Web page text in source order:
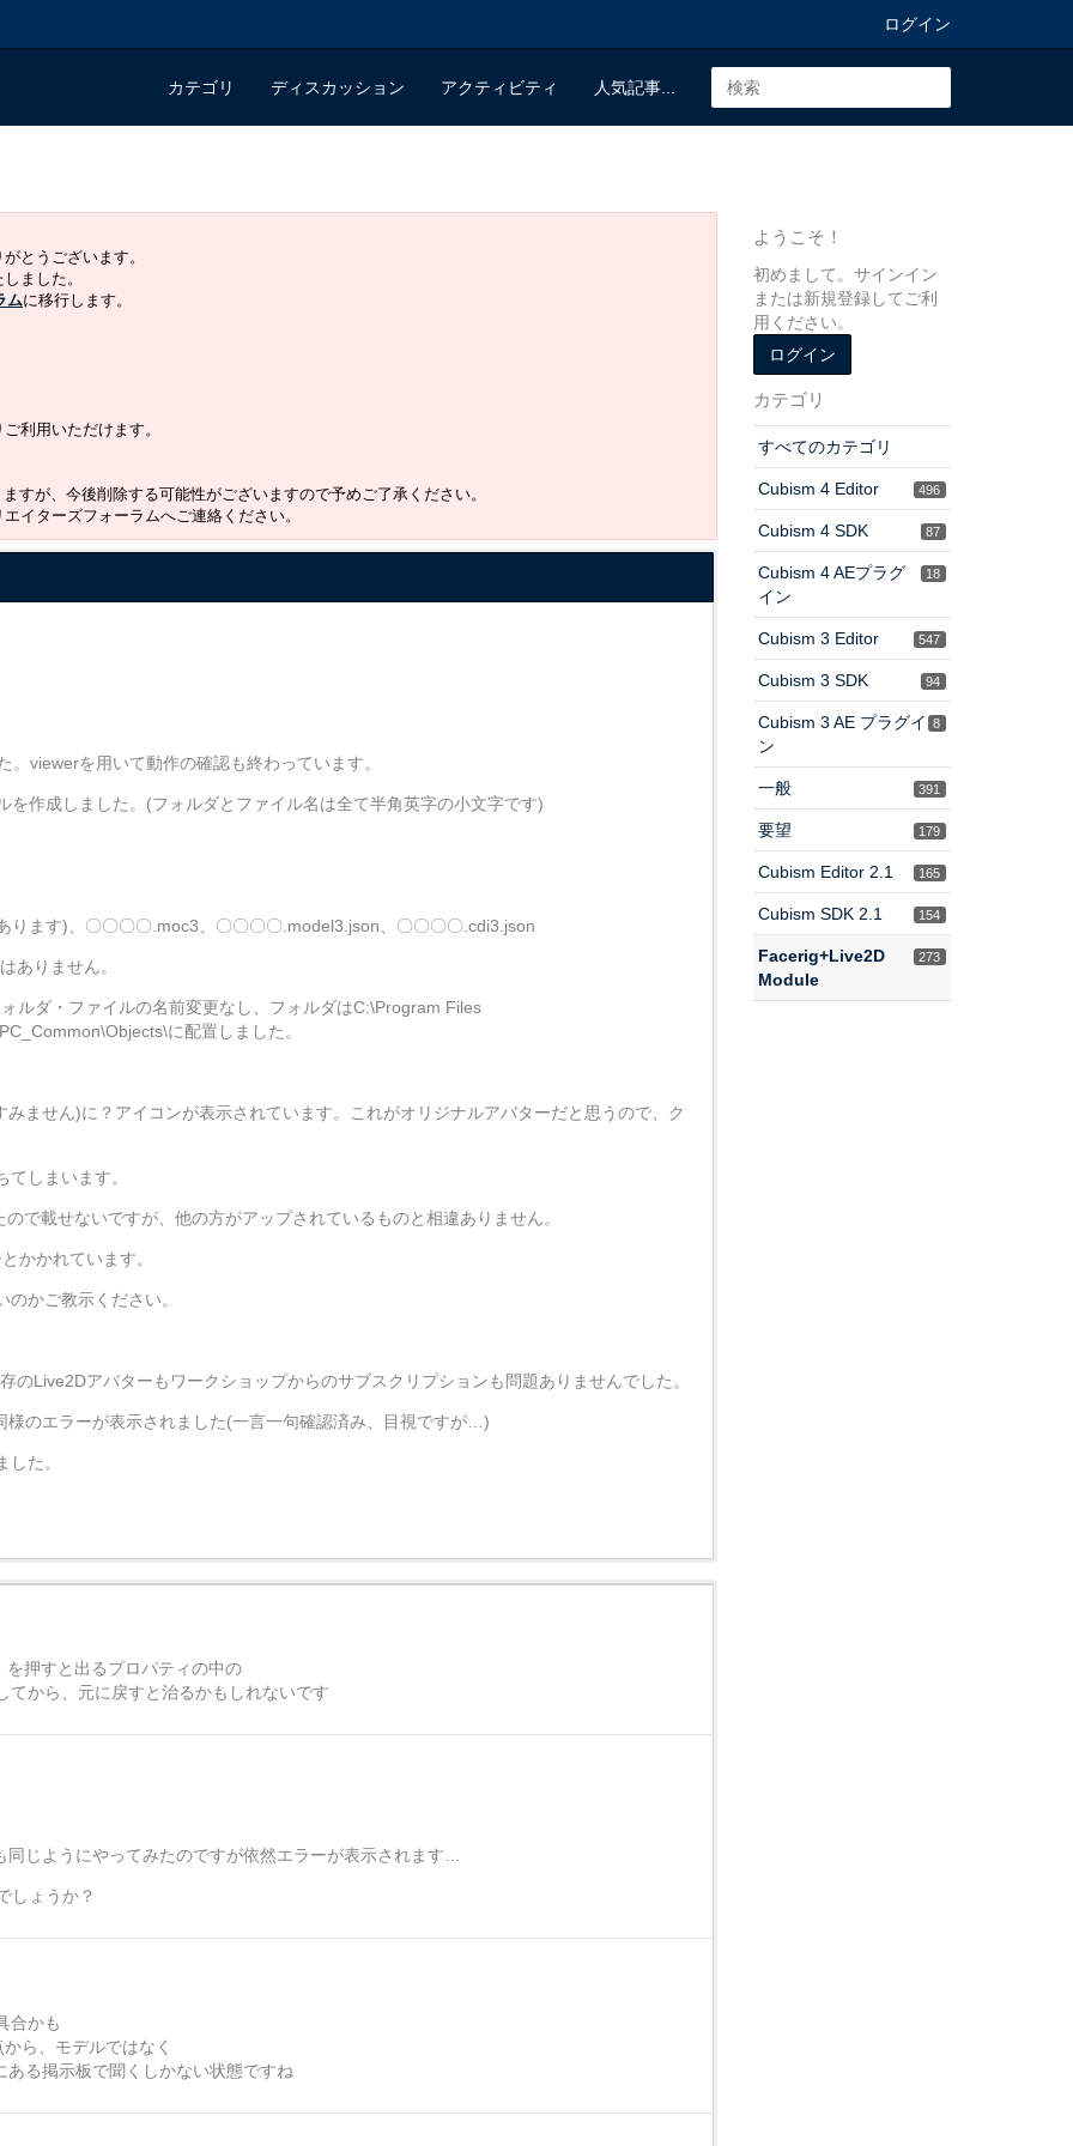
ログイン
カテゴリ ディスカッション アクティビティ 人気記事...
とうございます。
ました。
ムに移行します。
利用いただけます。
すが、今後削除する可能性がございますので予めご了承ください。
イターズフォーラムへご連絡ください。
viewerを用いて動作の確認も終わっています。
作成しました。(フォルダとファイル名は全て半角英字の小文字です)
ます)、〇〇〇〇.moc3、〇〇〇〇.model3.json、〇〇〇〇.cdi3.json
ありません。
ルダ・ファイルの名前変更なし、フォルダはC:\Program Files
に配置しました。
ません)に？アイコンが表示されています。これがオリジナルアバターだと思うので、ク
しまいます。
で載せないですが、他の方がアップされているものと相違ありません。
かかれています。
かご教示ください。
Live2Dアバターもワークショップからのサブスクリプションも問題ありませんでした。
のエラーが表示されました(一言一句確認済み、目視ですが…)
た。
押すと出るプロパティの中の
から、元に戻すと治るかもしれないです
じようにやってみたのですが依然エラーが表示されます…
しょうか？
合かも
ら、モデルではなく
る掲示板で聞くしかない状態ですね
ようこそ！
初めまして。サインイン
または新規登録してご利
用ください。
ログイン
カテゴリ
すべてのカテゴリ
496
Cubism 4 Editor
87
Cubism 4 SDK
18
Cubism 4 AEプラグ
イン
547
Cubism 3 Editor
94
Cubism 3 SDK
8
Cubism 3 AE プラグイ
ン
391
一般
179
要望
165
Cubism Editor 2.1
154
Cubism SDK 2.1
273
Facerig+Live2D
Module